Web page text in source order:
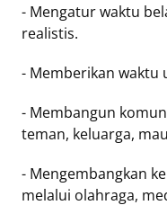
- Mengatur waktu
realistis.
- Memberikan
- Membangun
teman, keluarga,
- Mengembangkan
melalui olahraga,